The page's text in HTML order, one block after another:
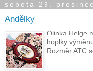
sobota 29.
Andělky
Olinka Helge
hoplky
Rozměr ATC